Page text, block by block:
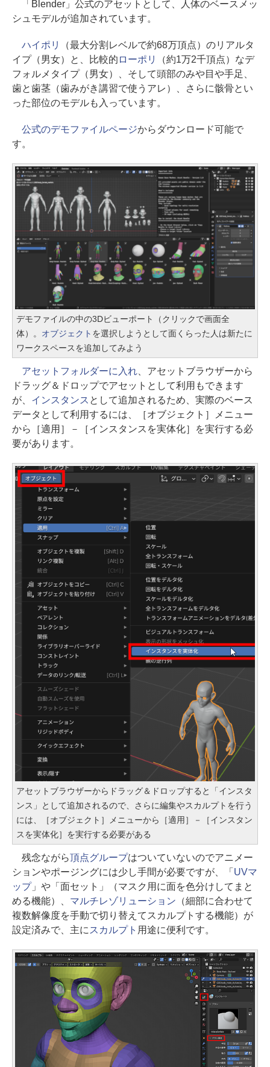
「Blender」公式のアセットとして、人体のベースメッ
シュモデルが追加されています。
ハイポリ
（最大分割レベルで約68万頂点）のリアルタ
イプ（男女）と、比較的 ローポリ
（約1万2千頂点）なデ
フォルメタイプ（男女）、そして頭部のみや目や手足、
歯と歯茎（歯みがき講習で使うアレ）、さらに骸骨とい
った部位のモデルも入っています。
公式のデモファイルページからダウンロード可能で
す。
デモファイルの中の3Dビューポート（クリックで画面全
体）。 オブジェクト を選択しようとして面くらった人は新たに
ワークスペースを追加してみよう
アセットフォルダーに入れ、アセットブラウザーから
ドラッグ＆ドロップでアセットとして利用もできます
が、 インスタンス として追加されるため、実際のベース
データとして利用するには、［オブジェクト］メニュー
から［適用］－［インスタンスを実体化］を実行する必
要があります。
アセットブラウザーからドラッグ＆ドロップすると「インスタ
ンス」として追加されるので、さらに編集やスカルプトを行う
には、［オブジェクト］メニューから［適用］－［インスタン
スを実体化］を実行する必要がある
残念ながら頂点グループはついていないのでアニメー
ションやポージングには少し手間が必要ですが、「 UVマ
ップ」や「面セット」（マスク用に面を色分けしてまと
める機能）、 マルチレゾリューション （細部に合わせて
複数解像度を手動で切り替えてスカルプトする機能）が
設定済みで、主に スカルプト 用途に便利です。